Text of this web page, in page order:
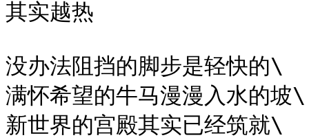
其实越热
没办法阻挡的脚步是轻快的\
满怀希望的牛马漫漫入水的坡\
新世界的宫殿其实已经筑就\